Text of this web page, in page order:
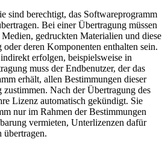
berechtigt, das Softwareprogramm
Bei einer Übertragung müssen
gedruckten Materialien und diese
deren Komponenten enthalten sein.
erfolgen, beispielsweise in
muss der Endbenutzer, der das
erhält, allen Bestimmungen dieser
Nach der Übertragung des
Lizenz automatisch gekündigt. Sie
nur im Rahmen der Bestimmungen
vermieten, Unterlizenzen dafür
übertragen.